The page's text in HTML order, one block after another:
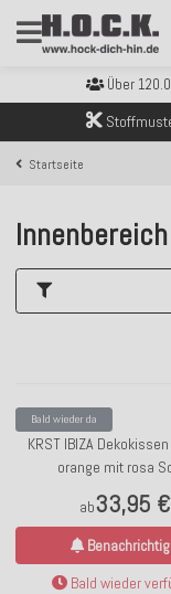
Über
Sicher
Kostenloser
Über
Startseite
Innenbereich
Bald wieder da
KRST IBIZA
orange mit rosa
ab33,95 €
Bald wieder